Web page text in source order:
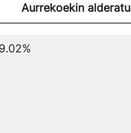
Aurrekoekin alderatu